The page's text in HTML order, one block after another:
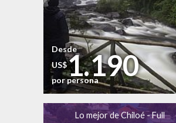
Desde
US$1.190
por persona
Lo mejor de Chiloé - Full